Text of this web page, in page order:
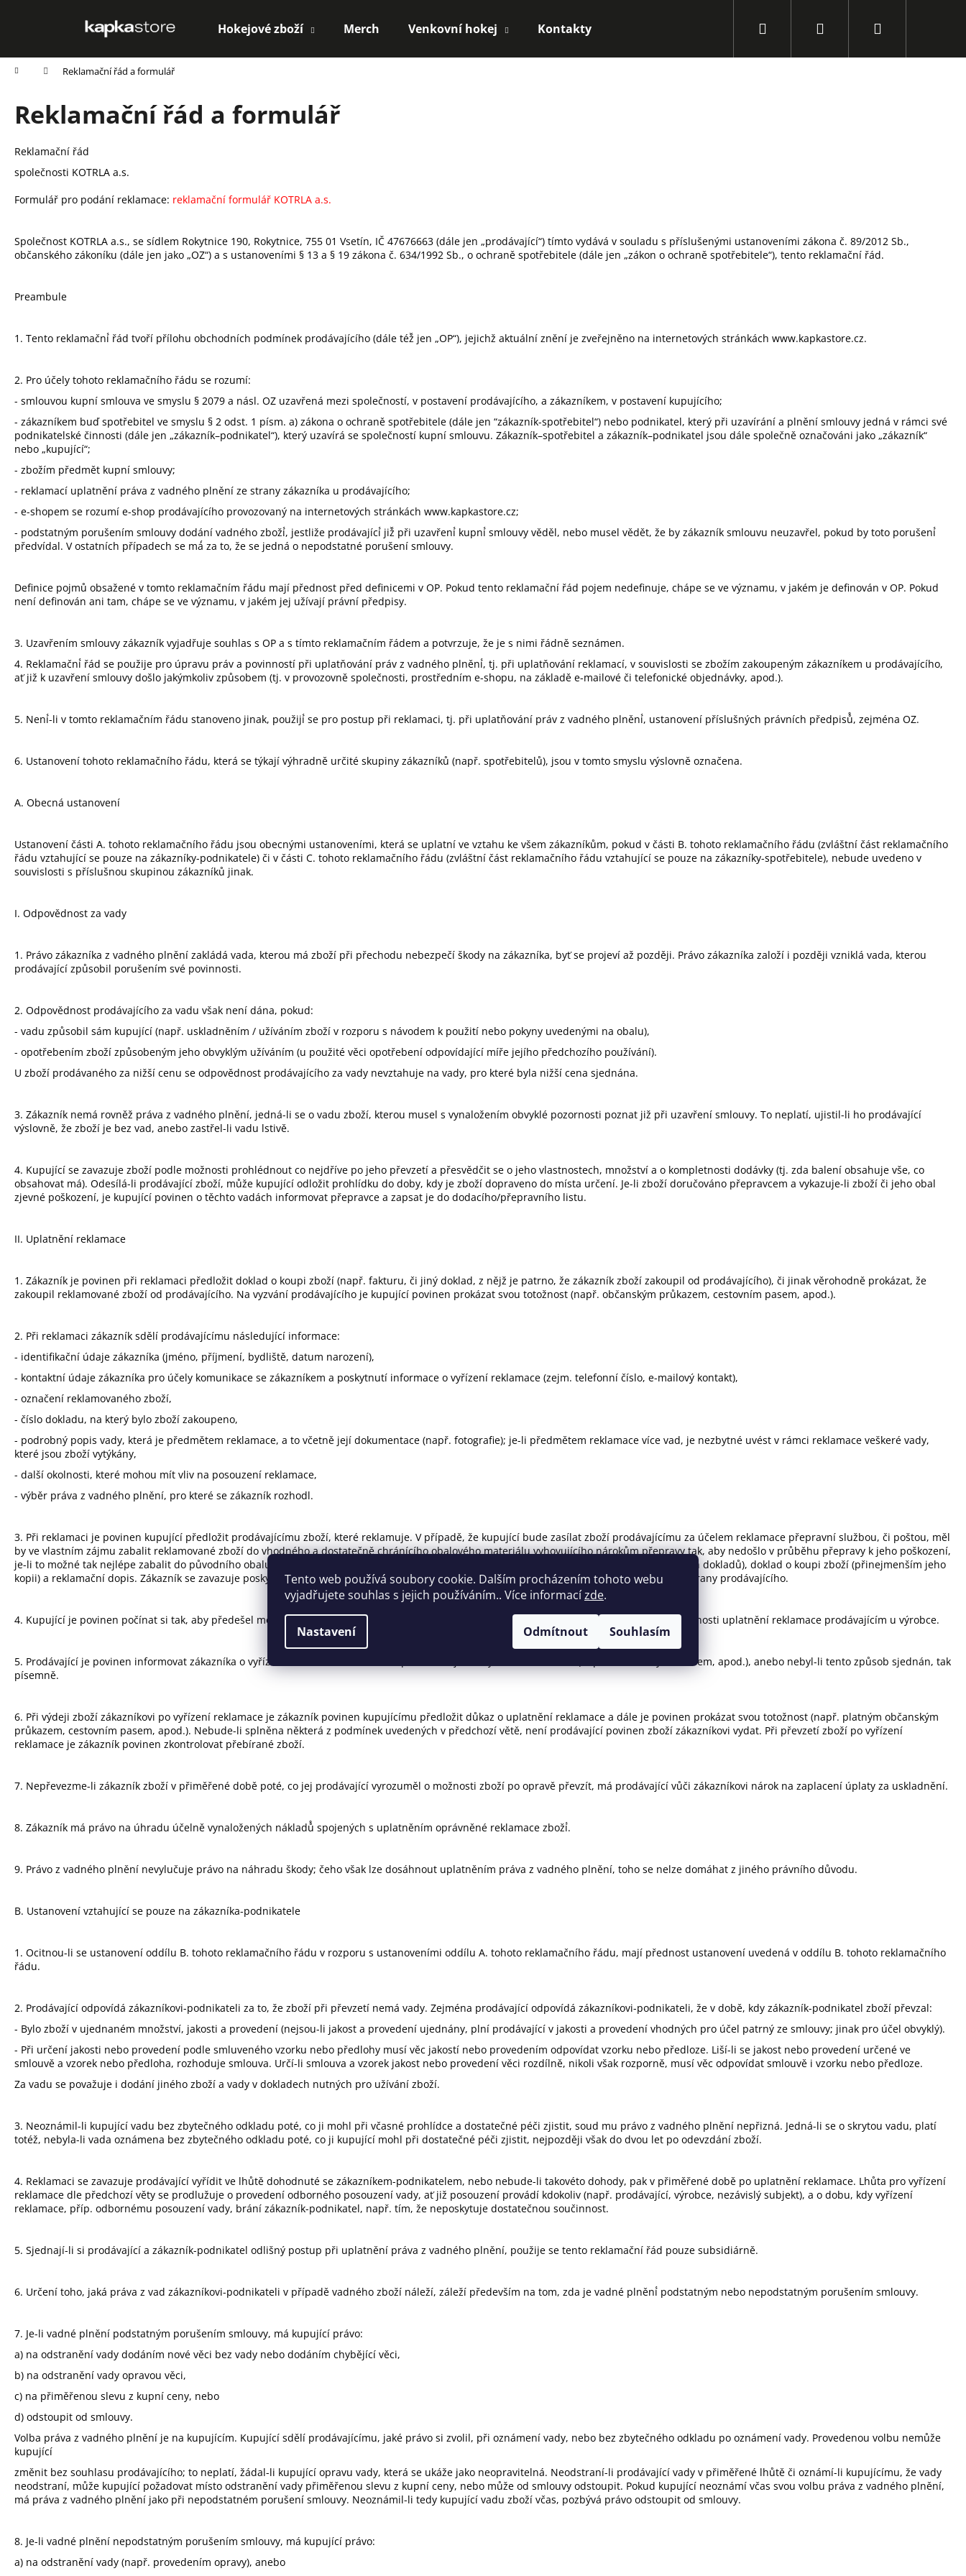
Tento web používá soubory cookie. Dalším procházením tohoto webu
vyjadřujete souhlas s jejich používáním.. Více informacízde.
Nastavení Odmítnout Souhlasím
Hokejové zboží Merch Venkovní hokej Kontakty Přihlášení
Domů Reklamační řád a formulář
Reklamační řád a formulář
Reklamační řád
společnosti KOTRLA a.s.
Formulář pro podání reklamace: reklamační formulář KOTRLA a.s.
Společnost KOTRLA a.s., se sídlem Rokytnice 190, Rokytnice, 755 01 Vsetín, IČ 47676663 (dále jen „prodávající“) tímto vydává v souladu s příslušenými ustanoveními zákona č. 89/2012 Sb.,
občanského zákoníku (dále jen jako „OZ“) a s ustanoveními § 13 a § 19 zákona č. 634/1992 Sb., o ochraně spotřebitele (dále jen „zákon o ochraně spotřebitele“), tento reklamační řád.
Preambule
1. Tento reklamační́ řád tvoří přílohu obchodních podmínek prodávajícího (dále též̌ jen „OP“), jejichž aktuální znění je zveřejněno na internetových stránkách www.kapkastore.cz.
2. Pro účely tohoto reklamačního řádu se rozumí:
- smlouvou kupní smlouva ve smyslu § 2079 a násl. OZ uzavřená mezi společností, v postavení prodávajícího, a zákazníkem, v postavení kupujícího;
- zákazníkem buď spotřebitel ve smyslu § 2 odst. 1 písm. a) zákona o ochraně spotřebitele (dále jen “zákazník-spotřebitel“) nebo podnikatel, který při uzavírání a plnění smlouvy jedná v rámci své
podnikatelské činnosti (dále jen „zákazník–podnikatel“), který uzavírá se společností kupní smlouvu. Zákazník–spotřebitel a zákazník–podnikatel jsou dále společně označováni jako „zákazník“
nebo „kupující“;
- zbožím předmět kupní smlouvy;
- reklamací uplatnění práva z vadného plnění ze strany zákazníka u prodávajícího;
- e-shopem se rozumí e-shop prodávajícího provozovaný na internetových stránkách www.kapkastore.cz;
- podstatným porušením smlouvy dodání vadného zboží́, jestliže prodávající́ již̌ při uzavření́ kupní́ smlouvy věděl, nebo musel vědět, že by zákazník smlouvu neuzavřel, pokud by toto porušení́
předvídal. V ostatních případech se má́ za to, že se jedná o nepodstatné porušení smlouvy.
Definice pojmů obsažené v tomto reklamačním řádu mají přednost před definicemi v OP. Pokud tento reklamační řád pojem nedefinuje, chápe se ve významu, v jakém je definován v OP. Pokud
není definován ani tam, chápe se ve významu, v jakém jej užívají právní předpisy.
3. Uzavřením smlouvy zákazník vyjadřuje souhlas s OP a s tímto reklamačním řádem a potvrzuje, že je s nimi řádně seznámen.
4. Reklamační́ řád se použije pro úpravu práv a povinností při uplatňování práv z vadného plnění́, tj. při uplatňování reklamací, v souvislosti se zbožím zakoupeným zákazníkem u prodávajícího,
ať již k uzavření smlouvy došlo jakýmkoliv způsobem (tj. v provozovně společnosti, prostředním e-shopu, na základě e-mailové či telefonické objednávky, apod.).
5. Není́-li v tomto reklamačním řádu stanoveno jinak, použijí́ se pro postup při reklamaci, tj. při uplatňování práv z vadného plnění́, ustanovení příslušných právních předpisů̊, zejména OZ.
6. Ustanovení tohoto reklamačního řádu, která se týkají výhradně určité skupiny zákazníků (např. spotřebitelů), jsou v tomto smyslu výslovně označena.
A. Obecná ustanovení
Ustanovení části A. tohoto reklamačního řádu jsou obecnými ustanoveními, která se uplatní ve vztahu ke všem zákazníkům, pokud v části B. tohoto reklamačního řádu (zvláštní část reklamačního
řádu vztahující se pouze na zákazníky-podnikatele) či v části C. tohoto reklamačního řádu (zvláštní část reklamačního řádu vztahující se pouze na zákazníky-spotřebitele), nebude uvedeno v
souvislosti s příslušnou skupinou zákazníků jinak.
I. Odpovědnost za vady
1. Právo zákazníka z vadného plnění zakládá vada, kterou má zboží při přechodu nebezpečí škody na zákazníka, byť se projeví až později. Právo zákazníka založí i později vzniklá vada, kterou
prodávající způsobil porušením své povinnosti.
2. Odpovědnost prodávajícího za vadu však není dána, pokud:
- vadu způsobil sám kupující (např. uskladněním / užíváním zboží v rozporu s návodem k použití nebo pokyny uvedenými na obalu),
- opotřebením zboží způsobeným jeho obvyklým užíváním (u použité věci opotřebení odpovídající míře jejího předchozího používání).
U zboží prodávaného za nižší cenu se odpovědnost prodávajícího za vady nevztahuje na vady, pro které byla nižší cena sjednána.
3. Zákazník nemá rovněž práva z vadného plnění, jedná-li se o vadu zboží, kterou musel s vynaložením obvyklé pozornosti poznat již při uzavření smlouvy. To neplatí, ujistil-li ho prodávající
výslovně, že zboží je bez vad, anebo zastřel-li vadu lstivě.
4. Kupující se zavazuje zboží podle možnosti prohlédnout co nejdříve po jeho převzetí a přesvědčit se o jeho vlastnostech, množství a o kompletnosti dodávky (tj. zda balení obsahuje vše, co
obsahovat má). Odesílá-li prodávající zboží, může kupující odložit prohlídku do doby, kdy je zboží dopraveno do místa určení. Je-li zboží doručováno přepravcem a vykazuje-li zboží či jeho obal
zjevné poškození, je kupující povinen o těchto vadách informovat přepravce a zapsat je do dodacího/přepravního listu.
II. Uplatnění reklamace
1. Zákazník je povinen při reklamaci předložit doklad o koupi zboží (např. fakturu, či jiný doklad, z nějž je patrno, že zákazník zboží zakoupil od prodávajícího), či jinak věrohodně prokázat, že
zakoupil reklamované zboží od prodávajícího. Na vyzvání prodávajícího je kupující povinen prokázat svou totožnost (např. občanským průkazem, cestovním pasem, apod.).
2. Při reklamaci zákazník sdělí prodávajícímu následující informace:
- identifikační údaje zákazníka (jméno, příjmení, bydliště, datum narození),
- kontaktní údaje zákazníka pro účely komunikace se zákazníkem a poskytnutí informace o vyřízení reklamace (zejm. telefonní číslo, e-mailový kontakt),
- označení reklamovaného zboží,
- číslo dokladu, na který bylo zboží zakoupeno,
- podrobný popis vady, která je předmětem reklamace, a to včetně její dokumentace (např. fotografie); je-li předmětem reklamace více vad, je nezbytné uvést v rámci reklamace veškeré vady,
které jsou zboží vytýkány,
- další okolnosti, které mohou mít vliv na posouzení reklamace,
- výběr práva z vadného plnění, pro které se zákazník rozhodl.
3. Při reklamaci je povinen kupující předložit prodávajícímu zboží, které reklamuje. V případě, že kupující bude zasílat zboží prodávajícímu za účelem reklamace přepravní službou, či poštou, měl
by ve vlastním zájmu zabalit reklamované zboží do vhodného a dostatečně chránícího obalového materiálu vyhovujícího nárokům přepravy tak, aby nedošlo v průběhu přepravy k jeho poškození,
je-li to možné tak nejlépe zabalit do původního obalu. Zásilka by měla obsahovat reklamované zboží (včetně kompletního příslušenství a všech dokladů), doklad o koupi zboží (přinejmenším jeho
kopii) a reklamační dopis. Zákazník se zavazuje poskytnout prodávajícímu nezbytnou součinnost k provedení odborného posouzení vady ze strany prodávajícího.
4. Kupující je povinen počínat si tak, aby předešel možným škodám spočívajícím v nemožnosti dalšího prodeje reklamovaného zboží či nemožnosti uplatnění reklamace prodávajícím u výrobce.
5. Prodávající je povinen informovat zákazníka o vyřízení reklamace, a to buďto způsobem sjednaným se zákazníkem (např. telefonicky, e-mailem, apod.), anebo nebyl-li tento způsob sjednán, tak
písemně.
6. Při výdeji zboží zákazníkovi po vyřízení reklamace je zákazník povinen kupujícímu předložit důkaz o uplatnění reklamace a dále je povinen prokázat svou totožnost (např. platným občanským
průkazem, cestovním pasem, apod.). Nebude-li splněna některá z podmínek uvedených v předchozí větě, není prodávající povinen zboží zákazníkovi vydat. Při převzetí zboží po vyřízení
reklamace je zákazník povinen zkontrolovat přebírané zboží.
7. Nepřevezme-li zákazník zboží v přiměřené době poté, co jej prodávající vyrozuměl o možnosti zboží po opravě převzít, má prodávající vůči zákazníkovi nárok na zaplacení úplaty za uskladnění.
8. Zákazník má právo na úhradu účelně vynaložených nákladů̊ spojených s uplatněním oprávněné reklamace zboží́.
9. Právo z vadného plnění nevylučuje právo na náhradu škody; čeho však lze dosáhnout uplatněním práva z vadného plnění, toho se nelze domáhat z jiného právního důvodu.
B. Ustanovení vztahující se pouze na zákazníka-podnikatele
1. Ocitnou-li se ustanovení oddílu B. tohoto reklamačního řádu v rozporu s ustanoveními oddílu A. tohoto reklamačního řádu, mají přednost ustanovení uvedená v oddílu B. tohoto reklamačního
řádu.
2. Prodávající odpovídá zákazníkovi-podnikateli za to, že zboží při převzetí nemá vady. Zejména prodávající odpovídá zákazníkovi-podnikateli, že v době, kdy zákazník-podnikatel zboží převzal:
- Bylo zboží v ujednaném množství, jakosti a provedení (nejsou-li jakost a provedení ujednány, plní prodávající v jakosti a provedení vhodných pro účel patrný ze smlouvy; jinak pro účel obvyklý).
- Při určení jakosti nebo provedení podle smluveného vzorku nebo předlohy musí věc jakostí nebo provedením odpovídat vzorku nebo předloze. Liší-li se jakost nebo provedení určené ve
smlouvě a vzorek nebo předloha, rozhoduje smlouva. Určí-li smlouva a vzorek jakost nebo provedení věci rozdílně, nikoli však rozporně, musí věc odpovídat smlouvě i vzorku nebo předloze.
Za vadu se považuje i dodání jiného zboží a vady v dokladech nutných pro užívání zboží.
3. Neoznámil-li kupující vadu bez zbytečného odkladu poté, co ji mohl při včasné prohlídce a dostatečné péči zjistit, soud mu právo z vadného plnění nepřizná. Jedná-li se o skrytou vadu, platí
totéž, nebyla-li vada oznámena bez zbytečného odkladu poté, co ji kupující mohl při dostatečné péči zjistit, nejpozději však do dvou let po odevzdání zboží.
4. Reklamaci se zavazuje prodávající vyřídit ve lhůtě dohodnuté se zákazníkem-podnikatelem, nebo nebude-li takovéto dohody, pak v přiměřené době po uplatnění reklamace. Lhůta pro vyřízení
reklamace dle předchozí věty se prodlužuje o provedení odborného posouzení vady, ať již posouzení provádí kdokoliv (např. prodávající, výrobce, nezávislý subjekt), a o dobu, kdy vyřízení
reklamace, příp. odbornému posouzení vady, brání zákazník-podnikatel, např. tím, že neposkytuje dostatečnou součinnost.
5. Sjednají-li si prodávající a zákazník-podnikatel odlišný postup při uplatnění práva z vadného plnění, použije se tento reklamační řád pouze subsidiárně.
6. Určení toho, jaká práva z vad zákazníkovi-podnikateli v případě vadného zboží náleží, záleží především na tom, zda je vadné plnění́ podstatným nebo nepodstatným porušením smlouvy.
7. Je-li vadné plnění podstatným porušením smlouvy, má kupující právo:
a) na odstranění vady dodáním nové věci bez vady nebo dodáním chybějící věci,
b) na odstranění vady opravou věci,
c) na přiměřenou slevu z kupní ceny, nebo
d) odstoupit od smlouvy.
Volba práva z vadného plnění je na kupujícím. Kupující sdělí prodávajícímu, jaké právo si zvolil, při oznámení vady, nebo bez zbytečného odkladu po oznámení vady. Provedenou volbu nemůže
kupující
změnit bez souhlasu prodávajícího; to neplatí, žádal-li kupující opravu vady, která se ukáže jako neopravitelná. Neodstraní-li prodávající vady v přiměřené lhůtě či oznámí-li kupujícímu, že vady
neodstraní, může kupující požadovat místo odstranění vady přiměřenou slevu z kupní ceny, nebo může od smlouvy odstoupit. Pokud kupující neoznámí včas svou volbu práva z vadného plnění,
má práva z vadného plnění jako při nepodstatném porušení smlouvy. Neoznámil-li tedy kupující vadu zboží včas, pozbývá právo odstoupit od smlouvy.
8. Je-li vadné plnění nepodstatným porušením smlouvy, má kupující právo:
a) na odstranění vady (např. provedením opravy), anebo
í
do
obchodu
do
obchodu
STICK SR - 77
(1059717)
JR